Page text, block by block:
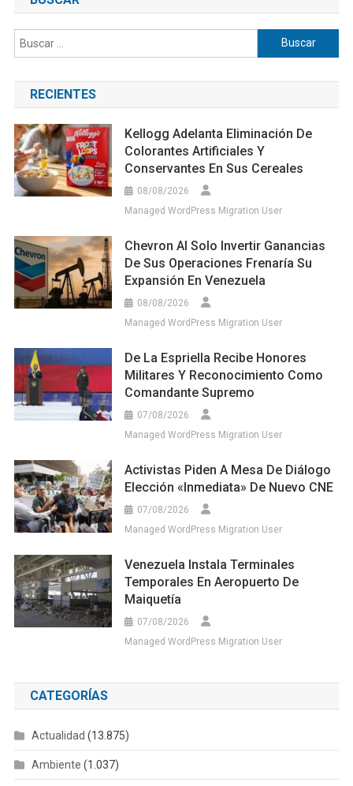
Buscar:
RECIENTES
Kellogg Adelanta Eliminación De
Colorantes Artificiales Y
Conservantes En Sus Cereales
08/08/2026
Managed WordPress Migration User
Chevron Al Solo Invertir Ganancias
De Sus Operaciones Frenaría Su
Expansión En Venezuela
08/08/2026
Managed WordPress Migration User
De La Espriella Recibe Honores
Militares Y Reconocimiento Como
Comandante Supremo
07/08/2026
Managed WordPress Migration User
Activistas Piden A Mesa De Diálogo
Elección «inmediata» De Nuevo CNE
07/08/2026
Managed WordPress Migration User
Venezuela Instala Terminales
Temporales En Aeropuerto De
Maiquetía
07/08/2026
Managed WordPress Migration User
CATEGORÍAS
Actualidad (13.875)
Ambiente (1.037)